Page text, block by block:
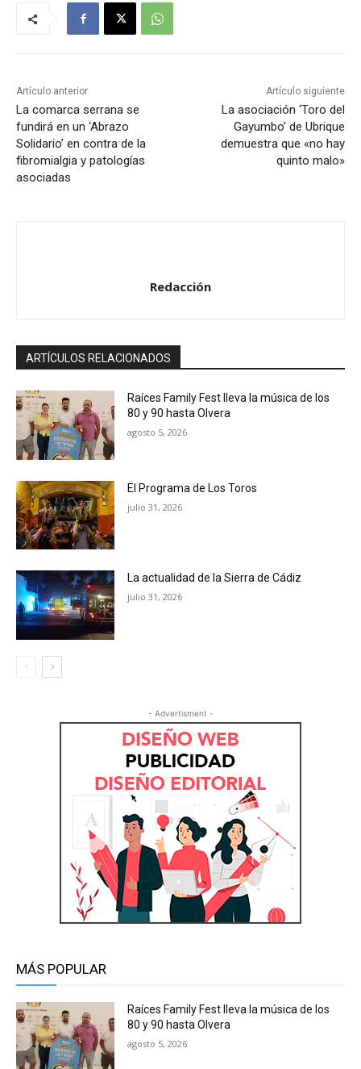
r
d
e
a
Artículo anterior
La comarca serrana se
fundirá en un ‘Abrazo
Solidario’ en contra de la
fibromialgia y patologías
asociadas
Artículo siguiente
La asociación ‘Toro del
Gayumbo’ de Ubrique
demuestra que «no hay
quinto malo»
Redacción
ARTÍCULOS RELACIONADOS
Raíces Family Fest lleva la música de los
80 y 90 hasta Olvera
agosto 5, 2026
El Programa de Los Toros
julio 31, 2026
La actualidad de la Sierra de Cádiz
julio 31, 2026
- Advertisment -
MÁS POPULAR
Raíces Family Fest lleva la música de los
80 y 90 hasta Olvera
agosto 5, 2026